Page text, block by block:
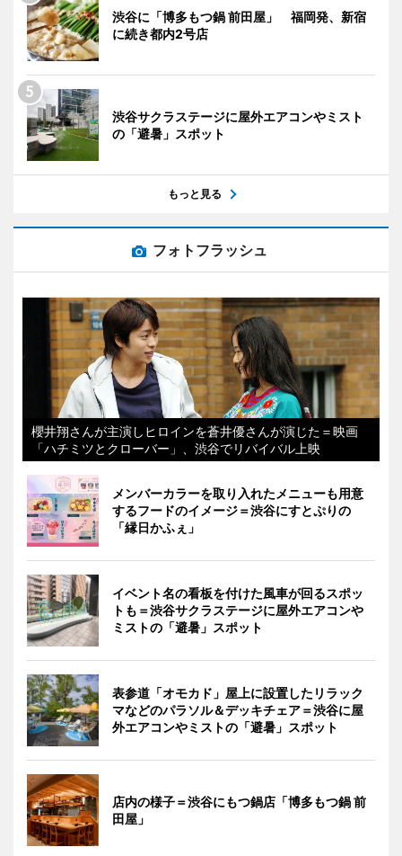
渋谷に「博多もつ鍋 前田屋」 福岡発、新宿
に続き都内2号店
渋谷サクラステージに屋外エアコンやミスト
の「避暑」スポット
もっと見る
フォトフラッシュ
櫻井翔さんが主演しヒロインを蒼井優さんが演じた＝映画
「ハチミツとクローバー」、渋谷でリバイバル上映
メンバーカラーを取り入れたメニューも用意
するフードのイメージ＝渋谷にすとぷりの
「縁日かふぇ」
イベント名の看板を付けた風車が回るスポッ
トも＝渋谷サクラステージに屋外エアコンや
ミストの「避暑」スポット
表参道「オモカド」屋上に設置したリラック
マなどのパラソル＆デッキチェア＝渋谷に屋
外エアコンやミストの「避暑」スポット
店内の様子＝渋谷にもつ鍋店「博多もつ鍋 前
田屋」